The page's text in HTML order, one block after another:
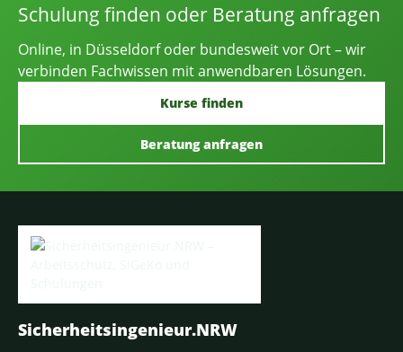
Schulung finden oder Beratung anfragen
Online, in Düsseldorf oder bundesweit vor Ort – wir
verbinden Fachwissen mit anwendbaren Lösungen.
Kurse finden
Beratung anfragen
Sicherheitsingenieur.NRW